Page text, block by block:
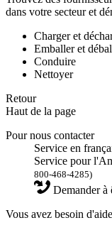
dans votre secteur et
Charger et
Emballer et
Conduire
Nettoyer
Retour
Haut de la page
Pour nous contacter
Service en
Service pour
800-468-4285)
Demander à
Vous avez besoin